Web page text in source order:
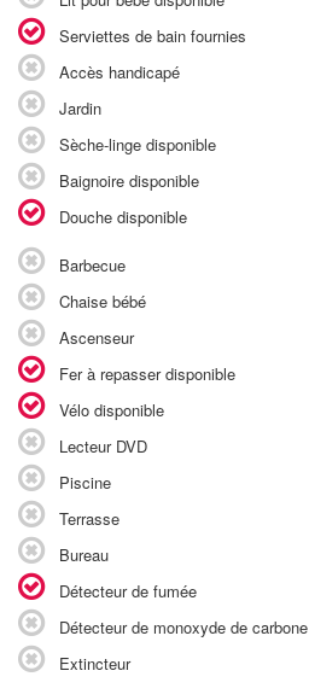
Serviettes de bain fournies
Accès handicapé
Jardin
Sèche-linge disponible
Baignoire disponible
Douche disponible
Barbecue
Chaise bébé
Ascenseur
Fer à repasser disponible
Vélo disponible
Lecteur DVD
Piscine
Terrasse
Bureau
Détecteur de fumée
Détecteur de monoxyde de carbone
Extincteur